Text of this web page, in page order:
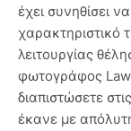
έχει συνηθίσει
χαρακτηριστικό
λειτουργίας
φωτογράφος
διαπιστώσετε
έκανε με απόλυτη